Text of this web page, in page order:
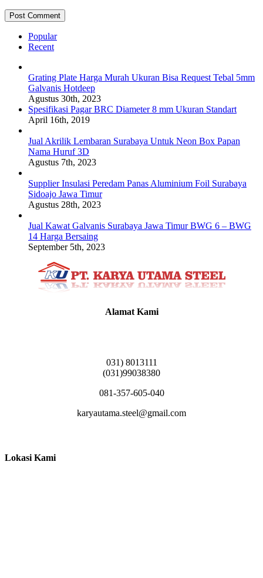
Popular
Recent
Grating Plate Harga Murah Ukuran Bisa Request Tebal 5mm
Galvanis Hotdeep
Agustus 30th, 2023
Spesifikasi Pagar BRC Diameter 8 mm Ukuran Standart
April 16th, 2019
Jual Akrilik Lembaran Surabaya Untuk Neon Box Papan
Nama Huruf 3D
Agustus 7th, 2023
Supplier Insulasi Peredam Panas Aluminium Foil Surabaya
Sidoajo Jawa Timur
Agustus 28th, 2023
Jual Kawat Galvanis Surabaya Jawa Timur BWG 6 – BWG
14 Harga Bersaing
September 5th, 2023
Alamat Kami
031) 8013111
(031)99038380
081-357-605-040
karyautama.steel@gmail.com
Lokasi Kami